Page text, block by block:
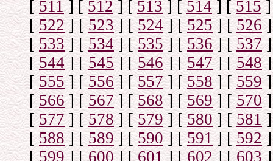
[511] [512] [513] [514] [515]
[522] [523] [524] [525] [526]
[533] [534] [535] [536] [537]
[544] [545] [546] [547] [548]
[555] [556] [557] [558] [559]
[566] [567] [568] [569] [570]
[577] [578] [579] [580] [581]
[588] [589] [590] [591] [592]
[599] [600] [601] [602] [603]